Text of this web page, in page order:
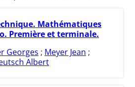
Mathématiques
Première et terminale.
Georges ; Meyer Jean ;
Albert